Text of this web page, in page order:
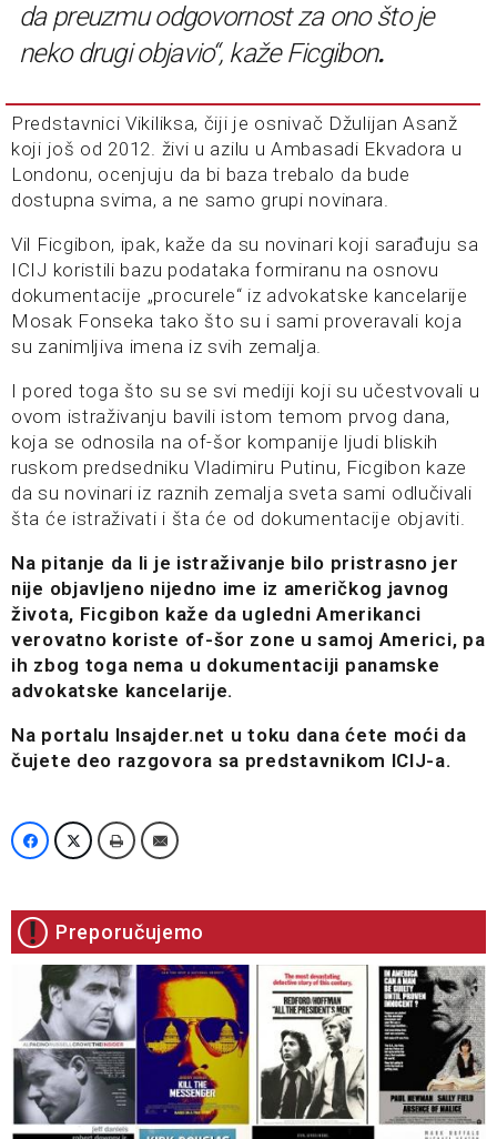
da preuzmu odgovornost za ono što je
neko drugi objavio“, kaže Ficgibon.
Predstavnici Vikiliksa, čiji je osnivač Džulijan Asanž
koji još od 2012. živi u azilu u Ambasadi Ekvadora u
Londonu, ocenjuju da bi baza trebalo da bude
dostupna svima, a ne samo grupi novinara.
Vil Ficgibon, ipak, kaže da su novinari koji sarađuju sa
ICIJ koristili bazu podataka formiranu na osnovu
dokumentacije „procurele“ iz advokatske kancelarije
Mosak Fonseka tako što su i sami proveravali koja
su zanimljiva imena iz svih zemalja.
I pored toga što su se svi mediji koji su učestvovali u
ovom istraživanju bavili istom temom prvog dana,
koja se odnosila na of-šor kompanije ljudi bliskih
ruskom predsedniku Vladimiru Putinu, Ficgibon kaze
da su novinari iz raznih zemalja sveta sami odlučivali
šta će istraživati i šta će od dokumentacije objaviti.
Na pitanje da li je istraživanje bilo pristrasno jer
nije objavljeno nijedno ime iz američkog javnog
života, Ficgibon kaže da ugledni Amerikanci
verovatno koriste of-šor zone u samoj Americi, pa
ih zbog toga nema u dokumentaciji panamske
advokatske kancelarije.
Na portalu Insajder.net u toku dana ćete moći da
čujete deo razgovora sa predstavnikom ICIJ-a.
Preporučujemo